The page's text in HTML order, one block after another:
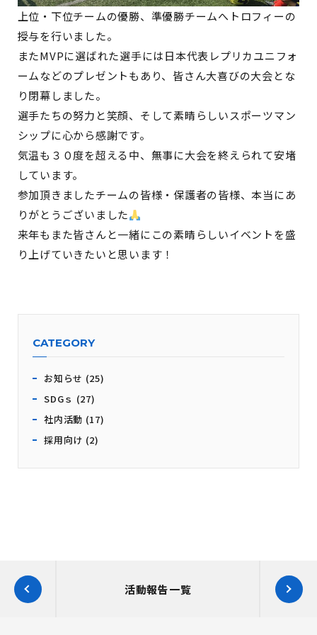
上位・下位チームの優勝、準優勝チームへトロフィーの
授与を行いました。
またMVPに選ばれた選手には日本代表レプリカユニフォ
ームなどのプレゼントもあり、皆さん大喜びの大会とな
り閉幕しました。
選手たちの努力と笑顔、そして素晴らしいスポーツマン
シップに心から感謝です。
気温も３０度を超える中、無事に大会を終えられて安堵
しています。
参加頂きましたチームの皆様・保護者の皆様、本当にあ
りがとうございました
来年もまた皆さんと一緒にこの素晴らしいイベントを盛
り上げていきたいと思います！
CATEGORY
お知らせ (25)
SDGｓ (27)
社内活動 (17)
採用向け (2)
活動報告一覧